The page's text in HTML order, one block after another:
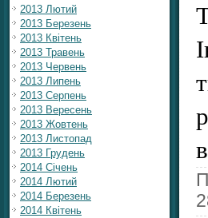
2013 Лютий
2013 Березень
2013 Квітень
2013 Травень
2013 Червень
2013 Липень
2013 Серпень
2013 Вересень
2013 Жовтень
2013 Листопад
2013 Грудень
2014 Січень
2014 Лютий
2014 Березень
2014 Квітень